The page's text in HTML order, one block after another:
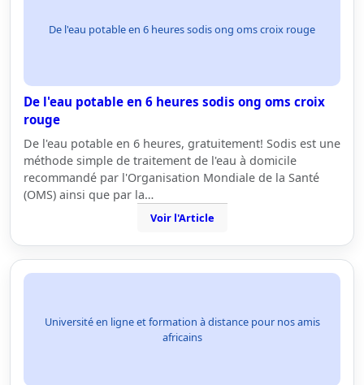
De l'eau potable en 6 heures sodis ong oms croix rouge
De l'eau potable en 6 heures sodis ong oms croix
rouge
De l'eau potable en 6 heures, gratuitement! Sodis est une
méthode simple de traitement de l'eau à domicile
recommandé par l'Organisation Mondiale de la Santé
(OMS) ainsi que par la…
Voir l'Article
Université en ligne et formation à distance pour nos amis
africains